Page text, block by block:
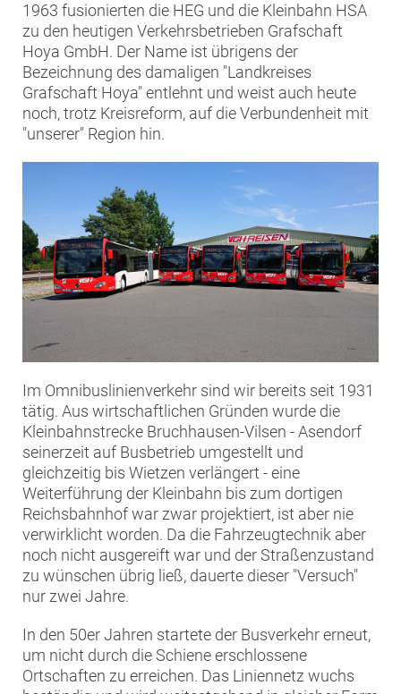
1963 fusionierten die HEG und die Kleinbahn HSA
zu den heutigen Verkehrsbetrieben Grafschaft
Hoya GmbH. Der Name ist übrigens der
Bezeichnung des damaligen "Landkreises
Grafschaft Hoya" entlehnt und weist auch heute
noch, trotz Kreisreform, auf die Verbundenheit mit
"unserer" Region hin.
Im Omnibuslinienverkehr sind wir bereits seit 1931
tätig. Aus wirtschaftlichen Gründen wurde die
Kleinbahnstrecke Bruchhausen-Vilsen - Asendorf
seinerzeit auf Busbetrieb umgestellt und
gleichzeitig bis Wietzen verlängert - eine
Weiterführung der Kleinbahn bis zum dortigen
Reichsbahnhof war zwar projektiert, ist aber nie
verwirklicht worden. Da die Fahrzeugtechnik aber
noch nicht ausgereift war und der Straßenzustand
zu wünschen übrig ließ, dauerte dieser "Versuch"
nur zwei Jahre.
In den 50er Jahren startete der Busverkehr erneut,
um nicht durch die Schiene erschlossene
Ortschaften zu erreichen. Das Liniennetz wuchs